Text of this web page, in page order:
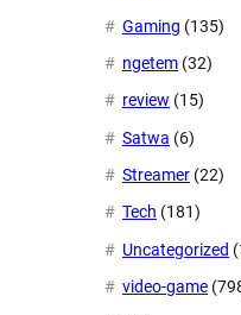
Gaming (135)
ngetem (32)
review (15)
Satwa (6)
Streamer (22)
Tech (181)
Uncategorized
video-game